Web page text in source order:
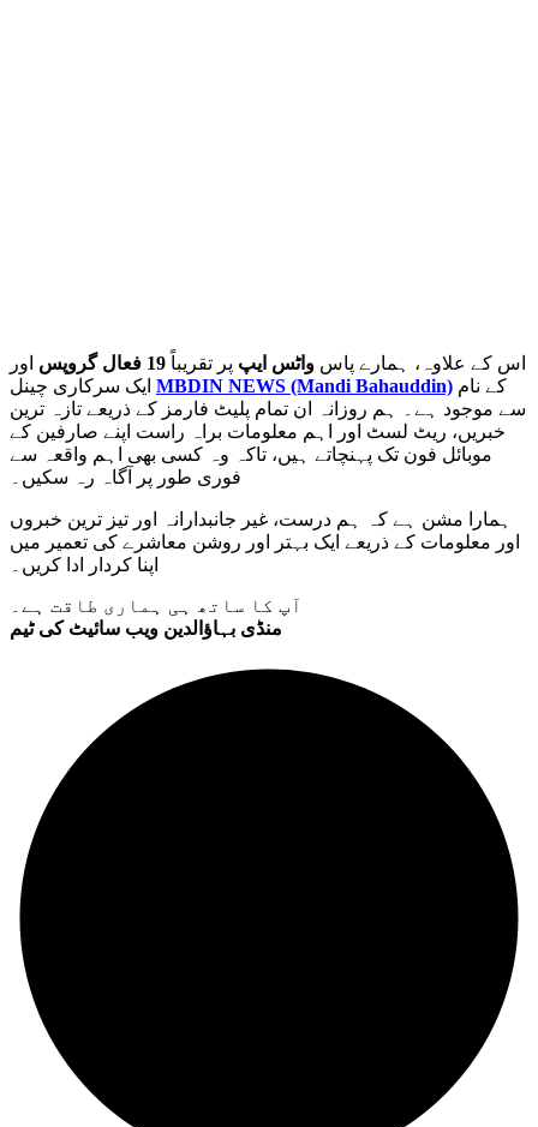
اس کے علاوہ، ہمارے پاس واٹس ایپ پر تقریباً 19 فعال گروپس
اور
MBDIN NEWS (Mandi Bahauddin)
سے موجود ہے۔ ہم روزانہ ان تمام پلیٹ فارمز کے ذریعے تازہ ترین
خبریں، ریٹ لسٹ اور اہم معلومات براہ راست اپنے صارفین کے
موبائل فون تک پہنچاتے ہیں، تاکہ وہ کسی بھی اہم واقعہ سے
فوری طور پر آگاہ رہ سکیں۔
ہمارا مشن ہے کہ ہم درست، غیر جانبدارانہ اور تیز ترین خبروں
اور معلومات کے ذریعے ایک بہتر اور روشن معاشرے کی تعمیر میں
اپنا کردار ادا کریں۔
آپ کا ساتھ ہی ہماری طاقت ہے۔
منڈی بہاؤالدین ویب سائیٹ کی ٹیم